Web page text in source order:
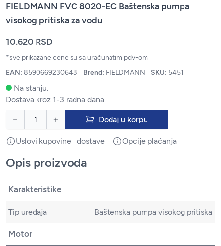
FIELDMANN FVC 8020-EC Baštenska pumpa
visokog pritiska za vodu
10.620 RSD
*sve prikazane cene su sa uračunatim pdv-om
EAN: 8590669230648 Brend: FIELDMANN SKU: 5451
Na stanju.
Dostava kroz 1-3 radna dana.
Dodaj u korpu
Uslovi kupovine i dostave Opcije plaćanja
Opis proizvoda
Karakteristike
Tip uređaja Baštenska pumpa visokog pritiska
Motor